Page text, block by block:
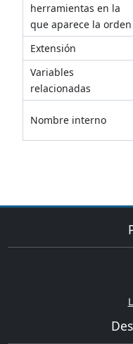
herramientas en la
que aparece la orden
Extensión
Variables
relacionadas
Nombre interno